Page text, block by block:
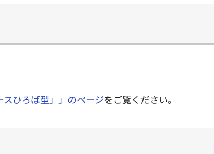
スひろば型」」のページをご覧ください。